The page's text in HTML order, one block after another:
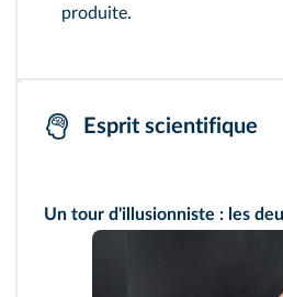
produite.
Esprit scientifique
Un tour d'illusionniste : les